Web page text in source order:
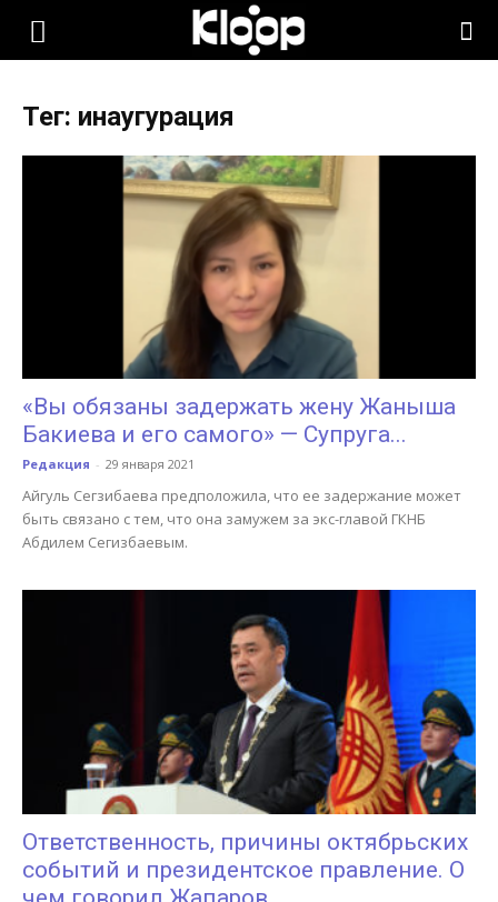
KLOOP.KG
Тег: инаугурация
«Вы обязаны задержать жену Жаныша
Бакиева и его самого» — Супруга...
Редакция - 29 января 2021
Айгуль Сегзибаева предположила, что ее задержание может
быть связано с тем, что она замужем за экс-главой ГКНБ
Абдилем Сегизбаевым.
Ответственность, причины октябрьских
событий и президентское правление. О